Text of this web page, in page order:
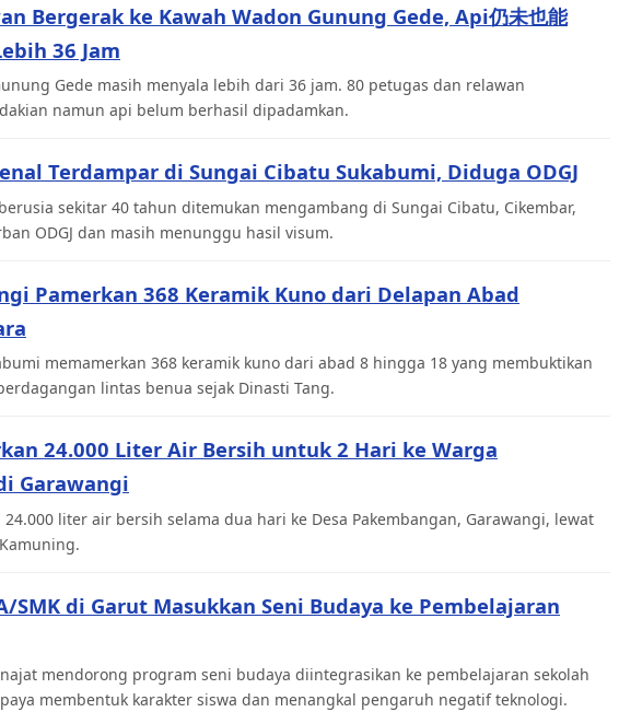
Bergerak ke Kawah Wadon Gunung Gede, Api仍未也能
36 Jam
Gede masih menyala lebih dari 36 jam. 80 petugas dan relawan
namun api belum berhasil dipadamkan.
Terdampar di Sungai Cibatu Sukabumi, Diduga ODGJ
sekitar 40 tahun ditemukan mengambang di Sungai Cibatu, Cikembar,
ODGJ dan masih menunggu hasil visum.
Pamerkan 368 Keramik Kuno dari Delapan Abad
memamerkan 368 keramik kuno dari abad 8 hingga 18 yang membuktikan
lintas benua sejak Dinasti Tang.
24.000 Liter Air Bersih untuk 2 Hari ke Warga
Garawangi
liter air bersih selama dua hari ke Desa Pakembangan, Garawangi, lewat
SMK di Garut Masukkan Seni Budaya ke Pembelajaran
mendorong program seni budaya diintegrasikan ke pembelajaran sekolah
membentuk karakter siswa dan menangkal pengaruh negatif teknologi.